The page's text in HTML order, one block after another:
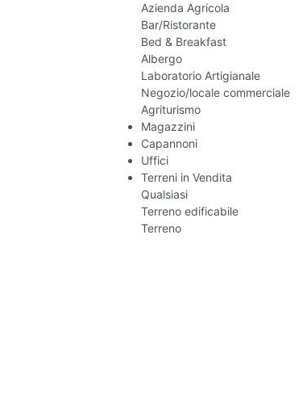
Azienda Agricola
Bar/Ristorante
Bed & Breakfast
Albergo
Laboratorio Artigianale
Negozio/locale commerciale
Agriturismo
Magazzini
Capannoni
Uffici
Terreni in Vendita
Qualsiasi
Terreno edificabile
Terreno